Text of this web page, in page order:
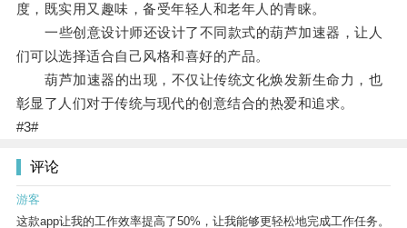
度，既实用又趣味，备受年轻人和老年人的青睐。
一些创意设计师还设计了不同款式的葫芦加速器，让人
们可以选择适合自己风格和喜好的产品。
葫芦加速器的出现，不仅让传统文化焕发新生命力，也
彰显了人们对于传统与现代的创意结合的热爱和追求。
#3#
评论
游客
这款app让我的工作效率提高了50%，让我能够更轻松地完成工作任务。